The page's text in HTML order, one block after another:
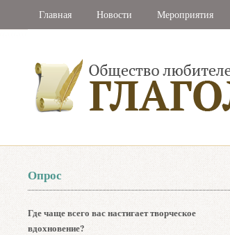
Главная Новости Мероприятия
Опрос
Где чаще всего вас настигает творческое
вдохновение?